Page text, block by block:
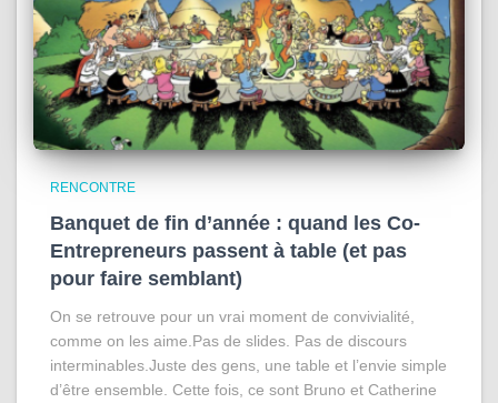
RENCONTRE
Banquet de fin d’année : quand les Co-
Entrepreneurs passent à table (et pas
pour faire semblant)
On se retrouve pour un vrai moment de convivialité,
comme on les aime.Pas de slides. Pas de discours
interminables.Juste des gens, une table et l’envie simple
d’être ensemble. Cette fois, ce sont Bruno et Catherine